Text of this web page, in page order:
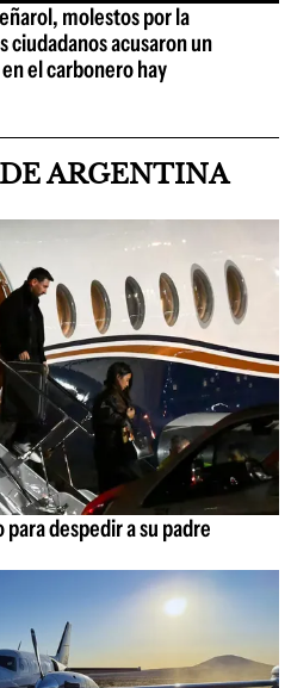
molestos por la
ciudadanos acusaron un
el carbonero hay
ARGENTINA
despedir a su padre